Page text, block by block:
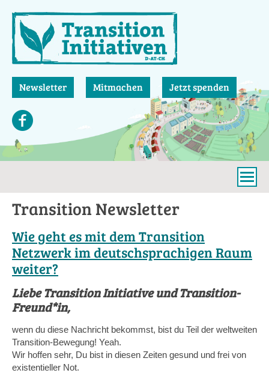
zum
Inhalt
Newsletter Mitmachen Jetzt spenden
Transition Newsletter
Wie geht es mit dem Transition
Netzwerk im deutschsprachigen Raum
weiter?
Liebe Transition Initiative und Transition-
Freund*in,
wenn du diese Nachricht bekommst, bist du Teil der weltweiten
Transition-Bewegung! Yeah.
Wir hoffen sehr, Du bist in diesen Zeiten gesund und frei von
existentieller Not.